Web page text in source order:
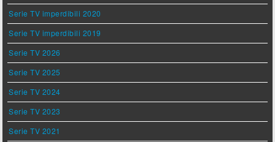
Serie TV imperdibili 2020
Serie TV imperdibili 2019
Serie TV 2026
Serie TV 2025
Serie TV 2024
Serie TV 2023
Serie TV 2021